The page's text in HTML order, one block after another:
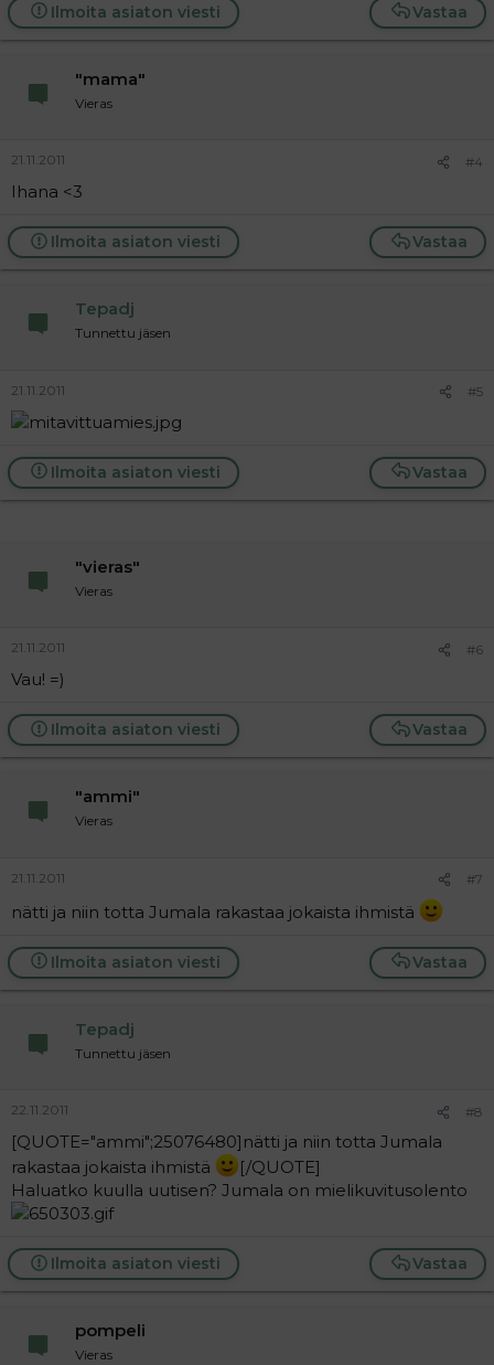
Vastaa
Ilmoita asiaton viesti
"mama"
Vieras
21.11.2011 #4
Ihana <3
Vastaa
Ilmoita asiaton viesti
Tepadj
Tunnettu jäsen
21.11.2011 #5
Vastaa
Ilmoita asiaton viesti
"vieras"
Vieras
21.11.2011 #6
Vau! =)
Vastaa
Ilmoita asiaton viesti
"ammi"
Vieras
21.11.2011 #7
nätti ja niin totta Jumala rakastaa jokaista ihmistä
Vastaa
Ilmoita asiaton viesti
Tepadj
Tunnettu jäsen
22.11.2011 #8
[QUOTE="ammi";25076480]nätti ja niin totta Jumala
rakastaa jokaista ihmistä
[/QUOTE]
Haluatko kuulla uutisen? Jumala on mielikuvitusolento
Vastaa
Ilmoita asiaton viesti
pompeli
Vieras